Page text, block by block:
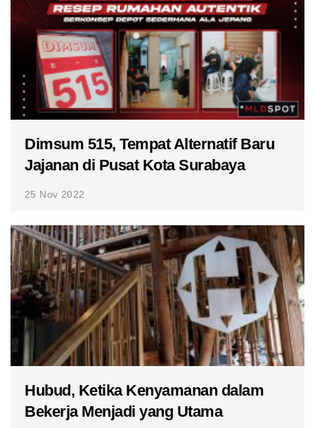
Dimsum 515, Tempat Alternatif Baru
Jajanan di Pusat Kota Surabaya
25 Nov 2022
Hubud, Ketika Kenyamanan dalam
Bekerja Menjadi yang Utama